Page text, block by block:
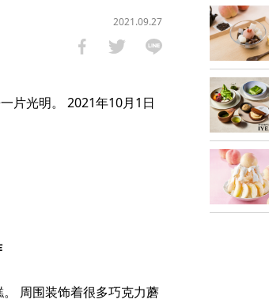
2021.09.27
片光明。 2021年10月1日
周围装饰着很多巧克力蘑